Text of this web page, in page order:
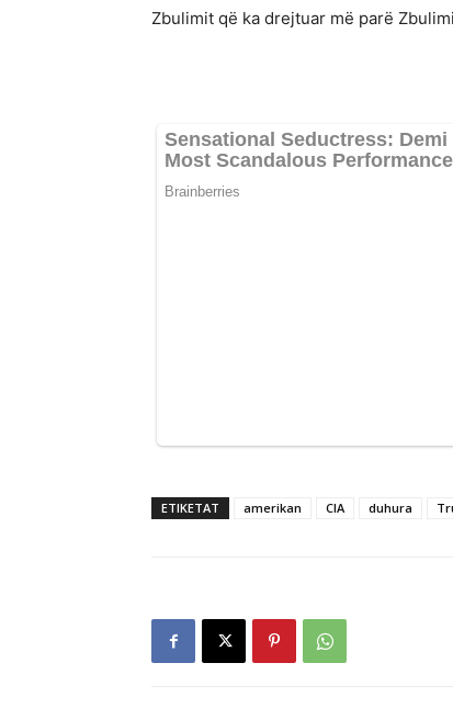
Zbulimit që ka drejtuar më parë
ETIKETAT amerikan CIA duhura